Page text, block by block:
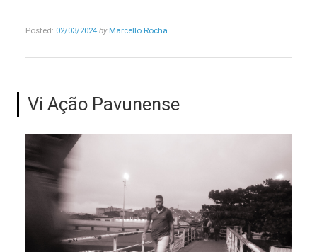
Posted: 02/03/2024 by Marcello Rocha
Vi Ação Pavunense